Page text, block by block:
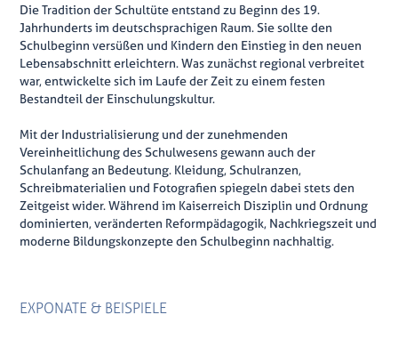
Die Tradition der Schultüte entstand zu Beginn des 19.
Jahrhunderts im deutschsprachigen Raum. Sie sollte den
Schulbeginn versüßen und Kindern den Einstieg in den neuen
Lebensabschnitt erleichtern. Was zunächst regional verbreitet
war, entwickelte sich im Laufe der Zeit zu einem festen
Bestandteil der Einschulungskultur.
Mit der Industrialisierung und der zunehmenden
Vereinheitlichung des Schulwesens gewann auch der
Schulanfang an Bedeutung. Kleidung, Schulranzen,
Schreibmaterialien und Fotografien spiegeln dabei stets den
Zeitgeist wider. Während im Kaiserreich Disziplin und Ordnung
dominierten, veränderten Reformpädagogik, Nachkriegszeit und
moderne Bildungskonzepte den Schulbeginn nachhaltig.
EXPONATE & BEISPIELE